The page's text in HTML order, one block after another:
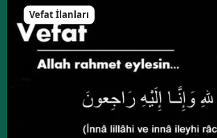
Vefat İlanları